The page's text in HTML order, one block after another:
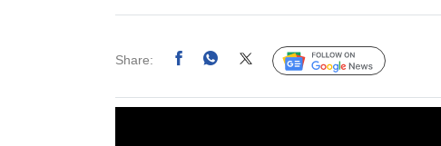
Share: Follow Us